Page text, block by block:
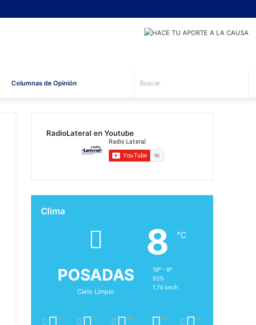
Columnas de Opinión
RadioLateral en Youtube
Clima
POSADAS
Cielo Limpio
8 ℃
19º - 8º
93%
1.74 km/h